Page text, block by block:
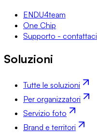
ENDU4team
One Chip
Supporto - contattaci
Soluzioni
Tutte le soluzioni
Per organizzatori
Servizio foto
Brand e territori